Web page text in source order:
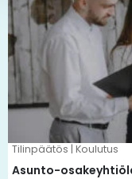
Tilinpäätös | Koulutus
Asunto-